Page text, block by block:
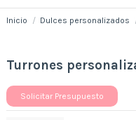
Inicio Dulces personalizados
Turrones
Solicitar Presupuesto